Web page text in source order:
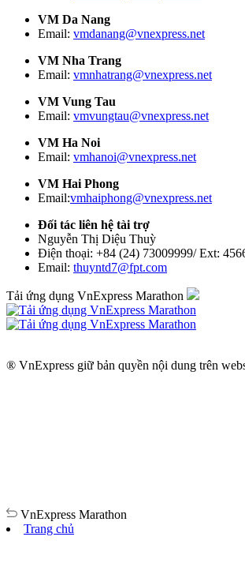
VM Da Nang
Email: vmdanang@vnexpress.net
VM Nha Trang
Email: vmnhatrang@vnexpress.net
VM Vung Tau
Email: vmvungtau@vnexpress.net
VM Ha Noi
Email: vmhanoi@vnexpress.net
VM Hai Phong
Email:vmhaiphong@vnexpress.net
Đối tác liên hệ tài trợ
Nguyễn Thị Diệu Thuỳ
Điện thoại: +84 (24) 73009999/ Ext:
Email: thuyntd7@fpt.com
Tải ứng dụng VnExpress Marathon
® VnExpress giữ bản quyền nội dung trên
VnExpress Marathon
Trang chủ